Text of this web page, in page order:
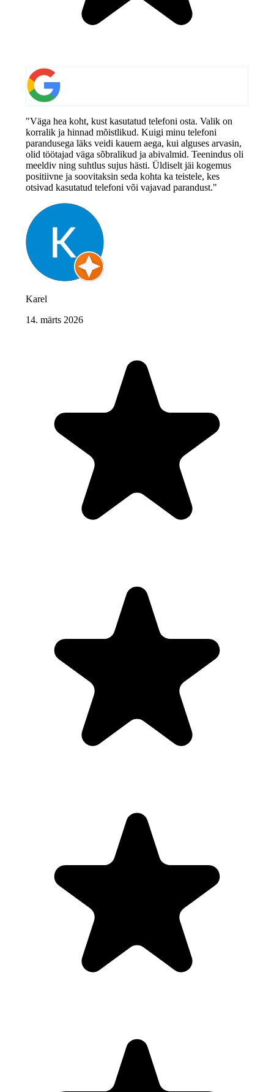
"Väga hea koht, kust kasutatud telefoni osta. Valik on
korralik ja hinnad mõistlikud. Kuigi minu telefoni
parandusega läks veidi kauem aega, kui alguses arvasin,
olid töötajad väga sõbralikud ja abivalmid. Teenindus oli
meeldiv ning suhtlus sujus hästi. Üldiselt jäi kogemus
positiivne ja soovitaksin seda kohta ka teistele, kes
otsivad kasutatud telefoni või vajavad parandust."
Karel
14. märts 2026